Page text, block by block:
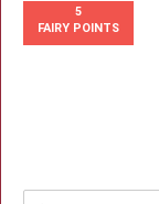
5
FAIRY POINTS